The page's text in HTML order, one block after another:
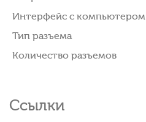
Интерфейс с компьютером
Тип разъема
Количество разъемов
Ссылки